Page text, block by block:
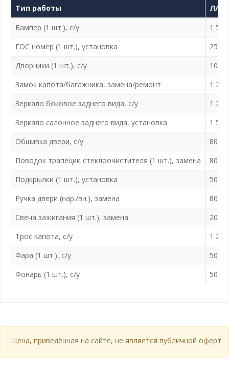
Тип работы
Л/а
Бампер (1 шт.), с/у
1
ГОС номер (1 шт.), установка
250 ₽
Дворники (1 шт.), с/у
100 ₽
Замок капота/багажника, замена/ремонт
1
Зеркало боковое заднего вида, с/у
1
Зеркало салонное заднего вида, установка
1
Обшивка двери, с/у
800 ₽
Поводок трапеции стеклоочистителя (1 шт.), замена
800 ₽
Подкрылки (1 шт.), установка
500 ₽
Ручка двери (нар./вн.), замена
800 ₽
Свеча зажигания (1 шт.), замена
200 ₽
Трос капота, с/у
1
Фара (1 шт.), с/у
500 ₽
Фонарь (1 шт.), с/у
500 ₽
Цена, приведённая на сайте, не является публичной